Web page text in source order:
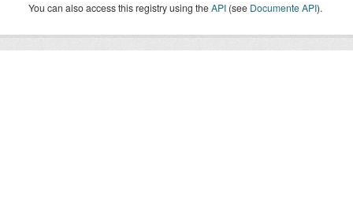
You can also access this registry using theAPI (see Documente API).